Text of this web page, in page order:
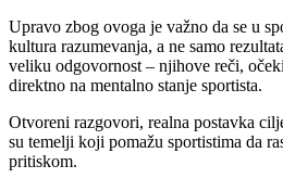
Upravo zbog ovoga je važno da se u
kultura razumevanja, a ne samo
veliku odgovornost – njihove reči,
direktno na mentalno stanje sportista.
Otvoreni razgovori, realna postavka
su temelji koji pomažu sportistima da
pritiskom.